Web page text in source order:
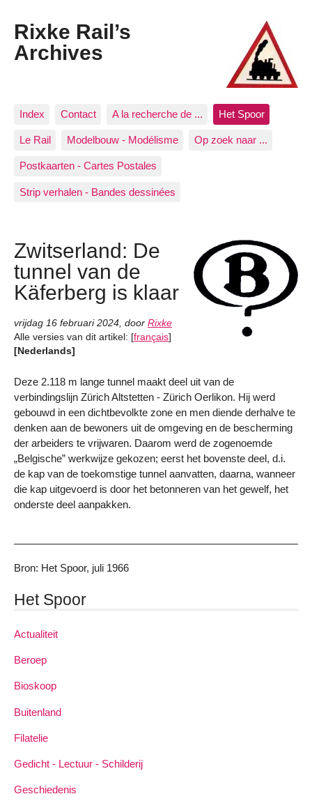
Rixke Rail’s
Archives
Index Contact A la recherche de ... Het Spoor
Le Rail Modelbouw - Modélisme Op zoek naar ...
Postkaarten - Cartes Postales
Strip verhalen - Bandes dessinées
Zwitserland: De
tunnel van de
Käferberg is klaar
vrijdag 16 februari 2024, door Rixke
Alle versies van dit artikel: [français]
[Nederlands]
Deze 2.118 m lange tunnel maakt deel uit van de
verbindingslijn Zürich Altstetten - Zürich Oerlikon. Hij werd
gebouwd in een dichtbevolkte zone en men diende derhalve te
denken aan de bewoners uit de omgeving en de bescherming
der arbeiders te vrijwaren. Daarom werd de zogenoemde
„Belgische” werkwijze gekozen; eerst het bovenste deel, d.i.
de kap van de toekomstige tunnel aanvatten, daarna, wanneer
die kap uitgevoerd is door het betonneren van het gewelf, het
onderste deel aanpakken.
Bron: Het Spoor, juli 1966
Het Spoor
Actualiteit
Beroep
Bioskoop
Buitenland
Filatelie
Gedicht - Lectuur - Schilderij
Geschiedenis